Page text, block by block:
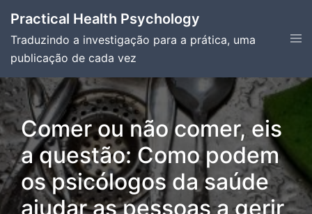
content
Practical Health Psychology
Traduzindo a investigação para a prática, uma
publicação de cada vez
Comer ou não comer, eis
a questão: Como podem
os psicólogos da saúde
ajudar as pessoas a gerir